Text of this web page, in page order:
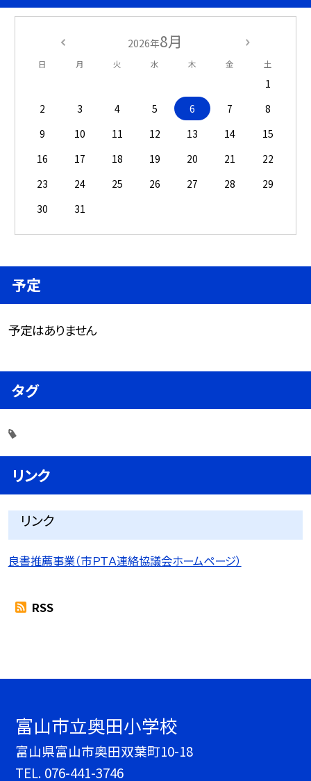
2026年8月
日 月 火 水 木 金 土
1
2
3 4 5 6 7
8
9
10 11 12 13 14
15
16
17 18 19 20 21
22
23
24 25 26 27 28
29
30
31
予定
予定はありません
タグ
リンク
リンク
良書推薦事業（市ＰＴＡ連絡協議会ホームページ）
RSS
富山市立奥田小学校
富山県富山市奥田双葉町10-18
TEL. 076-441-3746